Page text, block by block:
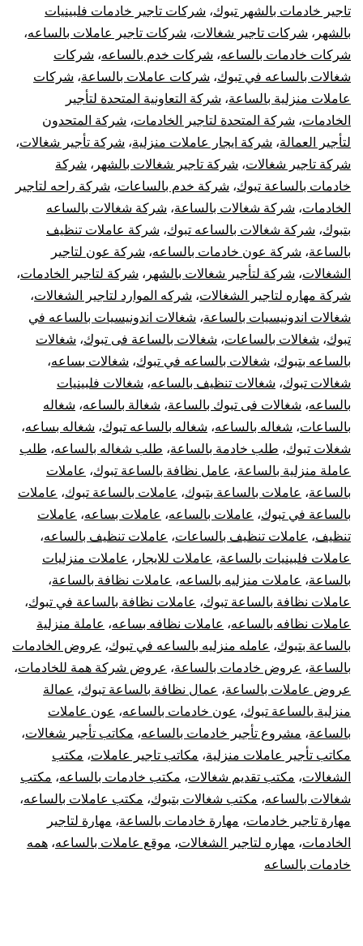
تاجير خادمات بالشهر تبوك، شركات تاجير خادمات فلبينيات
بالشهر ، شركات تاجير شغالات، شركات تاجير عاملات بالساعه،
شركات خادمات بالساعه، شركات خدم بالساعه، شركات
شغالات بالساعه في تبوك، شركات عاملات بالساعة، شركات
عاملات منزلية بالساعة، شركة التعاونية المتحدة لتأجير
الخادمات، شركة المتحدة لتاجير الخادمات، شركة المتحدون
لتأجير العمالة، شركة ايجار عاملات منزلية، شركة تأجير شغالات،
شركة تاجير شغالات، شركة تاجير شغالات بالشهر ، شركة
خادمات بالساعة تبوك، شركة خدم بالساعات، شركة راحه لتاجير
الخادمات، شركة شغالات بالساعة، شركة شغالات بالساعه
بتبوك، شركة شغالات بالساعه تبوك، شركة عاملات تنظيف
بالساعة، شركة عون خادمات بالساعه، شركة عون لتاجير
الشغالات، شركة لتأجير شغالات بالشهر ، شركة لتاجير الخادمات،
شركة مهاره لتاجير الشغالات، شركه الموارد لتاجير الشغالات،
شغالات اندونيسيات بالساعة، شغالات اندونيسيات بالساعه في
تبوك، شغالات بالساعات، شغالات بالساعة فى تبوك، شغالات
بالساعه بتبوك، شغالات بالساعه في تبوك، شغالات بساعه،
شغالات تبوك، شغالات تنظيف بالساعه، شغالات فلبينيات
بالساعه، شغالات فى تبوك بالساعة، شغالة بالساعه، شغاله
بالساعات، شغاله بالساعه، شغاله بالساعه تبوك، شغاله بساعه،
شغلات تبوك، طلب خادمة بالساعة، طلب شغاله بالساعه، طلب
عاملة منزلية بالساعة، عامل نظافة بالساعة تبوك، عاملات
بالساعة، عاملات بالساعة بتبوك، عاملات بالساعة تبوك، عاملات
بالساعة في تبوك، عاملات بالساعه، عاملات بساعه، عاملات
تنظيف، عاملات تنظيف بالساعات، عاملات تنظيف بالساعه،
عاملات فلبينيات بالساعة، عاملات للايجار ، عاملات منزليات
بالساعة، عاملات منزليه بالساعه، عاملات نظافة بالساعة،
عاملات نظافة بالساعة تبوك، عاملات نظافة بالساعة في تبوك،
عاملات نظافه بالساعه، عاملات نظافه بساعه، عاملة منزلية
بالساعة بتبوك، عامله منزليه بالساعه في تبوك، عروض الخادمات
بالساعة، عروض خادمات بالساعة، عروض شركة همة للخادمات،
عروض عاملات بالساعة، عمال نظافة بالساعة تبوك، عمالة
منزلية بالساعة تبوك، عون خادمات بالساعه، عون عاملات
بالساعة، مشروع تأجير خادمات بالساعه، مكاتب تأجير شغالات،
مكاتب تأجير عاملات منزلية، مكاتب تاجير عاملات، مكتب
الشغالات، مكتب تقديم شغالات، مكتب خادمات بالساعه، مكتب
شغالات بالساعه، مكتب شغالات بتبوك، مكتب عاملات بالساعه،
مهارة تاجير خادمات، مهارة خادمات بالساعة، مهارة لتاجير
الخادمات، مهاره لتاجير الشغالات، موقع عاملات بالساعه، همه
خادمات بالساعه